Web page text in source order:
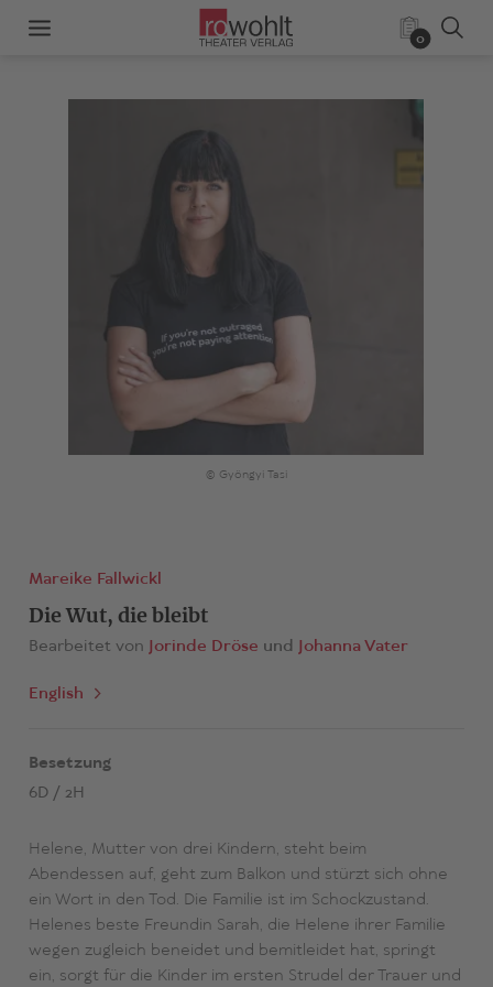
0
© Gyöngyi Tasi
Mareike Fallwickl
Die Wut, die bleibt
Bearbeitet von Jorinde Dröse Johanna Vater
English
Besetzung
6D / 2H
Helene, Mutter von drei Kindern, steht beim
Abendessen auf, geht zum Balkon und stürzt sich ohne
ein Wort in den Tod. Die Familie ist im Schockzustand.
Helenes beste Freundin Sarah, die Helene ihrer Familie
wegen zugleich beneidet und bemitleidet hat, springt
ein, sorgt für die Kinder im ersten Strudel der Trauer und